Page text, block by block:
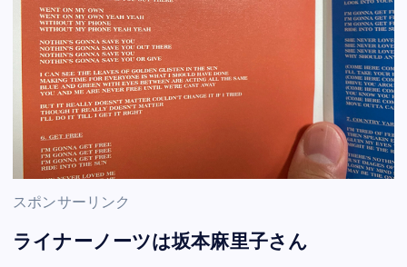
スポンサーリンク
ライナーノーツは坂本麻里子さん